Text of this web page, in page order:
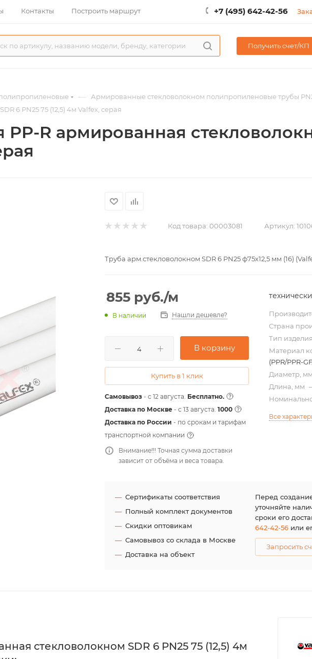
Контакты Построить маршрут +7 (495) 642-42-56
Получить счет/КП
— Армированные стекловолокном полипропиленовые трубы
6 PN25 75 (12,5) 4м Valfex, серая
R армированная
Код товара: 00003081 Артикул:
Труба арм.стекловолокном SDR 6 PN25 ф75х12,5 мм (16)
855 руб./м
В наличии Нашли дешевле?
В корзину
Купить в 1 клик
Самовывоз - с 12 августа. Бесплатно.
Доставка по Москве - c 13 августа. 1000
Доставка по России - по срокам и тарифам
транспортной компании
Внимание!!! Точная сумма доставки
зависит от объёма и веса товара.
Страна
Тип изделия
Материал
(PPR/PPR-
Диаметр, мм
Длина, мм
Все
Сертификаты соответствия
Полный комплект документов
Скидки оптовикам
Самовывоз со склада в Москве
Доставка на объект
Перед
уточняйте
сроки его
642-42-56или
Запросить
стекловолокном SDR 6 PN25 75 (12,5) 4м